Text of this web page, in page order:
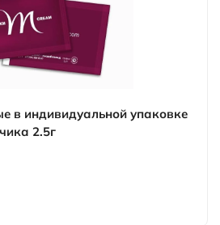
в индивидуальной упаковке
2.5г